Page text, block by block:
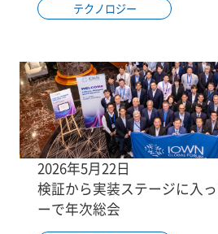
テクノロジー
2026年5月22日
検証から実装ステージに入
ーで年次総会